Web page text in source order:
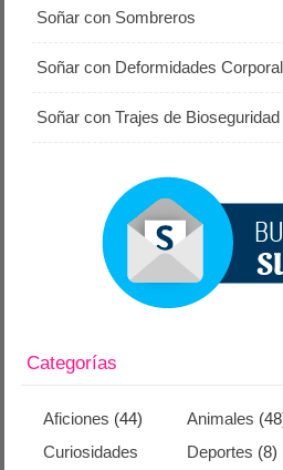
Soñar con Sombreros
Soñar con Deformidades
Soñar con Trajes de Bioseguridad
Categorías
Aficiones (44) Animales
Curiosidades
Deportes (8)